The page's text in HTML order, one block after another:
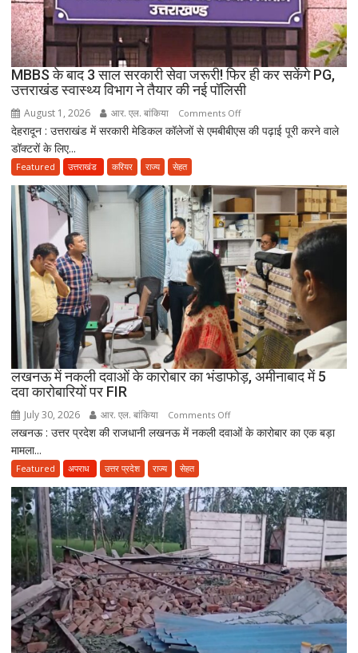
का
दावा;
CWC
ने
जारी
किया
नोटिस
MBBS के बाद 3 साल सरकारी सेवा जरूरी! फिर ही कर सकेंगे PG,
उत्तराखंड स्वास्थ्य विभाग ने तैयार की नई पॉलिसी
August 1, 2026 आर. एल. बांकिया Comments Offon
MBBS
3
साल
सरकारी
सेवा
जरूरी!
फिर
ही
कर
सकेंगे
PG,
उत्तराखंड
स्वास्थ्य
तैयार
देहरादून : उत्तराखंड में सरकारी मेडिकल कॉलेजों से एमबीबीएस की पढ़ाई पूरी करने वाले
डॉक्टरों के लिए...
Featured उत्तराखंड करियर राज्य सेहत
लखनऊ में नकली दवाओं के कारोबार का भंडाफोड़, अमीनाबाद में 5
दवा कारोबारियों पर FIR
July 30, 2026 आर. एल. बांकिया Comments Offon
लखनऊ
दवाओं
के
कारोबार
का
भंडाफोड़,
अमीनाबाद
में
5
दवा
लखनऊ : उत्तर प्रदेश की राजधानी लखनऊ में नकली दवाओं के कारोबार का एक बड़ा
मामला...
Featured अपराध उत्तर प्रदेश राज्य सेहत